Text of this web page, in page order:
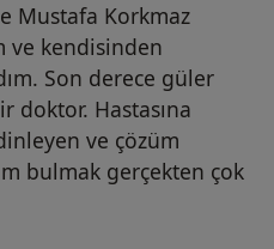
Mustafa Korkmaz
ve kendisinden
Son derece güler
doktor. Hastasına
ve çözüm
bulmak gerçekten çok